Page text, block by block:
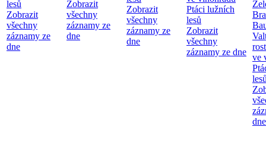
lesů
Zobrazit
všechny
záznamy ze
dne
Zobrazit
všechny
záznamy ze
dne
Zobrazit
všechny
záznamy ze
dne
Ptáci lužních
lesů
Zobrazit
všechny
záznamy ze dne
ve
dne